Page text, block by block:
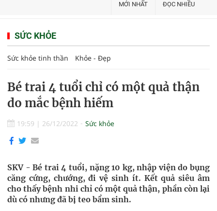
MỚI NHẤT ĐỌC NHIỀU
SỨC KHỎE
Sức khỏe tinh thần Khỏe - Đẹp
Bé trai 4 tuổi chỉ có một quả thận
do mắc bệnh hiếm
19:59 | 26/12/2022 Sức khỏe
SKV - Bé trai 4 tuổi, nặng 10 kg, nhập viện do bụng
căng cứng, chướng, đi vệ sinh ít. Kết quả siêu âm
cho thấy bệnh nhi chỉ có một quả thận, phần còn lại
dù có nhưng đã bị teo bẩm sinh.